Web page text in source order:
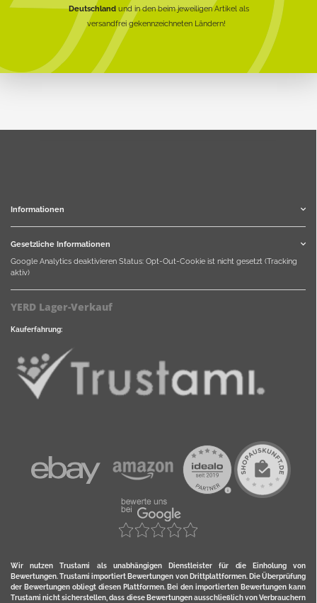
Deutschlandund in den beim jeweiligen Artikel als
versandfrei gekennzeichneten Ländern!
Informationen
Gesetzliche Informationen
Google Analytics deaktivieren Status: Opt-Out-Cookie ist nicht gesetzt (Tracking
aktiv)
YERD Lager-Verkauf
Kauferfahrung:
Wir nutzen Trustami als unabhängigen Dienstleister für die Einholung von
Bewertungen. Trustami importiert Bewertungen von Drittplattformen. Die Überprüfung
der Bewertungen obliegt diesen Plattformen. Bei den importierten Bewertungen kann
Trustami nicht sicherstellen, dass diese Bewertungen ausschließlich von Verbrauchern